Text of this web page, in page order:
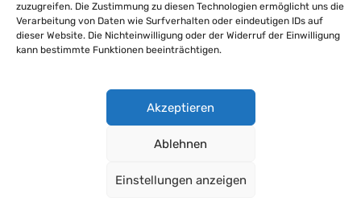
zuzugreifen. Die Zustimmung zu diesen Technologien ermöglicht uns die
Verarbeitung von Daten wie Surfverhalten oder eindeutigen IDs auf
dieser Website. Die Nichteinwilligung oder der Widerruf der Einwilligung
kann bestimmte Funktionen beeinträchtigen.
Akzeptieren
Ablehnen
Einstellungen anzeigen
Impressum
Cookie-Richtlinie
Datenschutzerklärung für Mitglieder und Kunden